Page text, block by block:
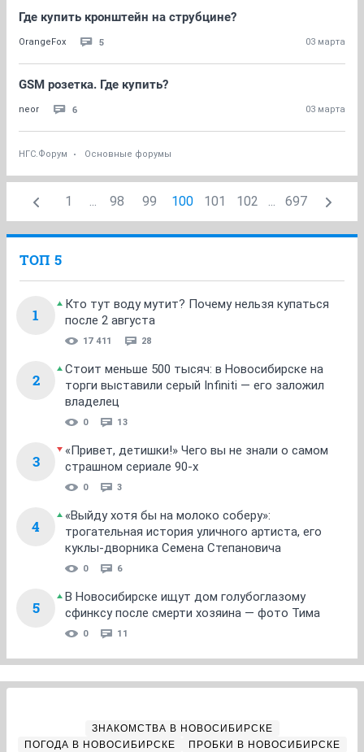
Где купить кронштейн на струбцине?
OrangeFox 5 03 марта
GSM розетка. Где купить?
neor 6 03 марта
НГС.Форум Основные форумы
1 ... 98 99 100 101 102 ... 697
ТОП 5
1
Кто тут воду мутит? Почему нельзя купаться
после 2 августа
17 411 28
2
Стоит меньше 500 тысяч: в Новосибирске на
торги выставили серый Infiniti — его заложил
владелец
0 13
3
«Привет, детишки!» Чего вы не знали о самом
страшном сериале 90-х
0 3
4
«Выйду хотя бы на молоко соберу»:
трогательная история уличного артиста, его
куклы-дворника Семена Степановича
0 6
5
В Новосибирске ищут дом голубоглазому
сфинксу после смерти хозяина — фото Тима
0 11
ЗНАКОМСТВА В НОВОСИБИРСКЕ
ПОГОДА В НОВОСИБИРСКЕ
ПРОБКИ В НОВОСИБИРСКЕ